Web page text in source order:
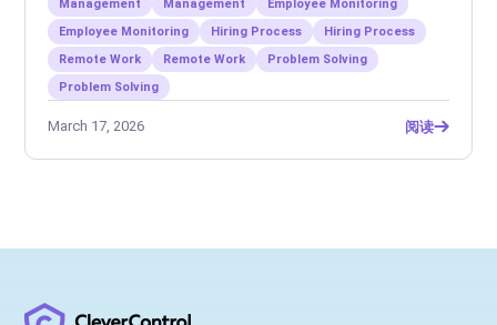
Management Management
Employee Monitoring
Employee Monitoring
Hiring Process
Hiring Process
Remote Work
Remote Work
Problem Solving
Problem Solving
March 17, 2026 阅读